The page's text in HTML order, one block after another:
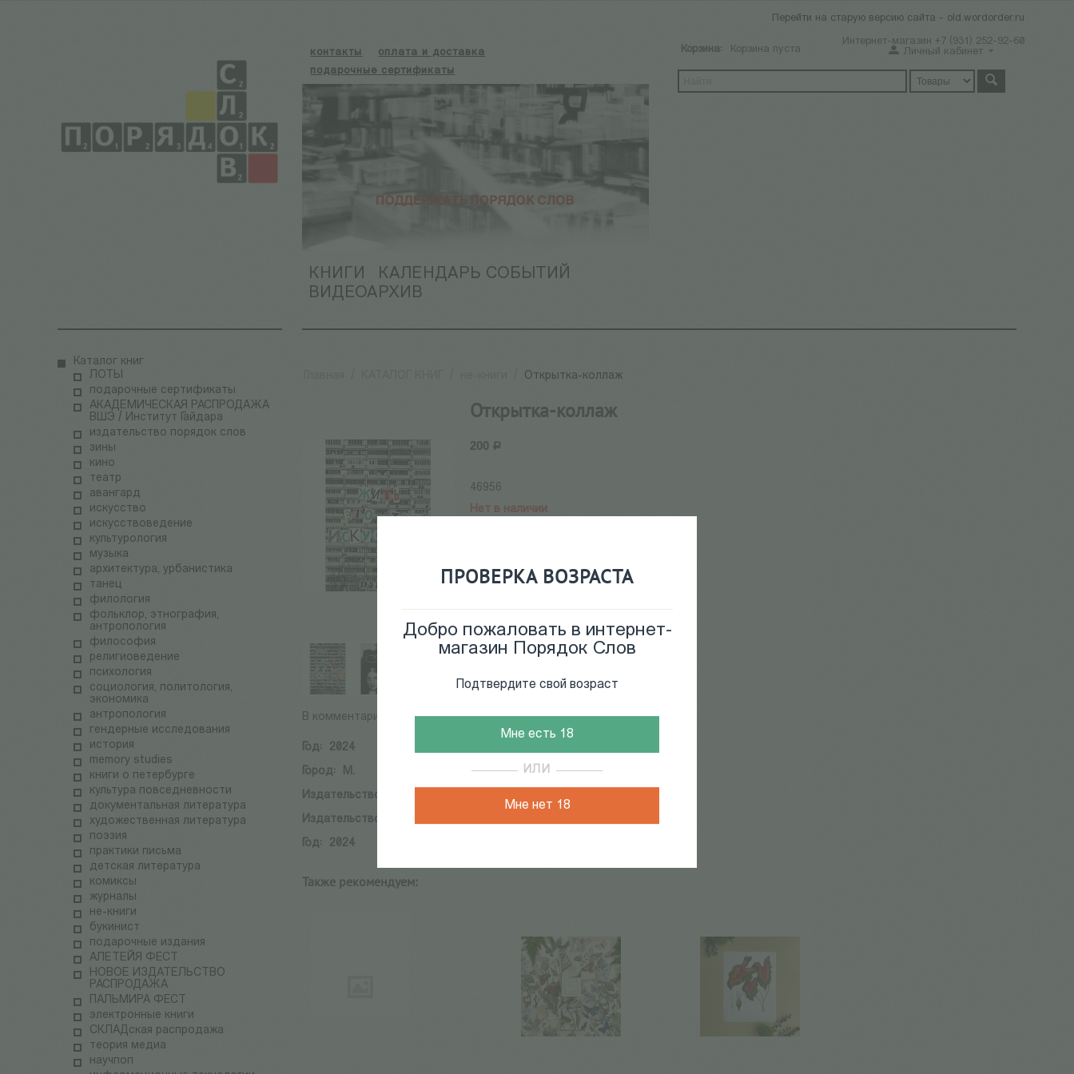
ПРОВЕРКА ВОЗРАСТА
Добро пожаловать в интернет-
магазин Порядок Слов
Подтвердите свой возраст
Мне есть 18
ИЛИ
Мне нет 18
Перейти на старую версию сайта - old.wordorder.ru
Интернет-магазин +7 (931) 252-92-60
контакты
оплата и доставка
подарочные сертификаты
КНИГИ
КАЛЕНДАРЬ СОБЫТИЙ
ВИДЕОАРХИВ
Корзина: Корзина пуста Личный кабинет
Каталог книг
ЛОТЫ
подарочные сертификаты
АКАДЕМИЧЕСКАЯ РАСПРОДАЖА
ВШЭ / Институт Гайдара
издательство порядок слов
зины
кино
театр
авангард
искусство
искусствоведение
культурология
музыка
архитектура, урбанистика
танец
филология
фольклор, этнография,
антропология
философия
религиоведение
психология
социология, политология,
экономика
антропология
гендерные исследования
история
memory studies
книги о петербурге
культура повседневности
документальная литература
художественная литература
поэзия
практики письма
детская литература
комиксы
журналы
не-книги
букинист
подарочные издания
АЛЕТЕЙЯ ФЕСТ
НОВОЕ ИЗДАТЕЛЬСТВО
РАСПРОДАЖА
ПАЛЬМИРА ФЕСТ
электронные книги
СКЛАДская распродажа
теория медиа
научпоп
Открытка-коллаж
Открытка-коллаж
200 Р
46956
Нет в наличии
В комментариях к заказу укажите желаемую открытку.
Год:
2024
Город:
М.
Издательство:
Издательство:
Год:
2024
Также рекомендуем: